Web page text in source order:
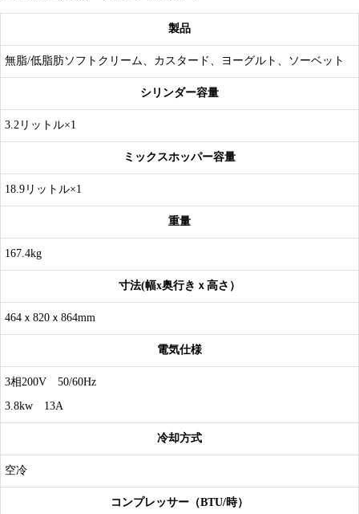
製品
無脂/低脂肪ソフトクリーム、カスタード、ヨーグルト、ソーベット
シリンダー容量
3.2リットル×1
ミックスホッパー容量
18.9リットル×1
重量
167.4kg
寸法(幅x奥行きｘ高さ）
464ｘ820ｘ864mm
電気仕様
3相200V 50/60Hz
3.8kw 13A
冷却方式
空冷
コンプレッサー（BTU/時）